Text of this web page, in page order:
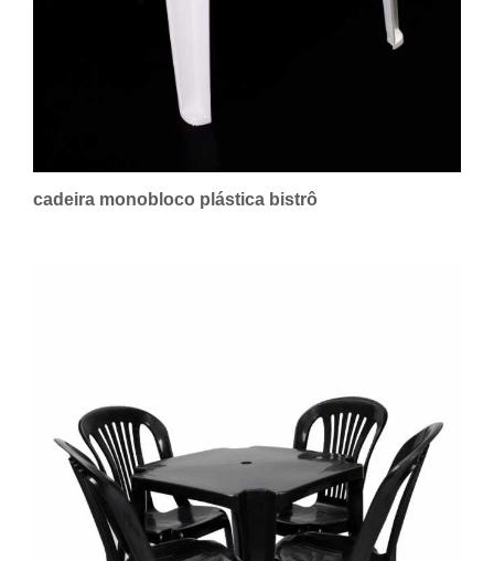
cadeira monobloco plástica bistrô